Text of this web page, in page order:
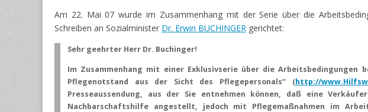
Am 22. Mai 07 wurde im Zusammenhang mit der Serie über die
Schreiben an Sozialminister Dr. Erwin BUCHINGER gerichtet:
Sehr geehrter Herr Dr. Buchinger!
Im Zusammenhang mit einer Exklusivserie über die Arbeitsbedingungen
Pflegenotstand aus der Sicht des Pflegepersonals“ (http://
Presseaussendung, aus der Sie entnehmen können, daß eine
Nachbarschaftshilfe angestellt, jedoch mit Pflegemaßnahmen im